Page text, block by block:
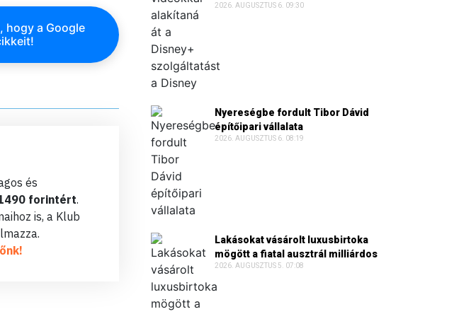
hogy a Google
és
forintért.
is, a Klub
2026. AUGUSZTUS 6. 09:30
Nyereségbe fordult Tibor Dávid
építőipari vállalata
2026. AUGUSZTUS 6. 08:19
Lakásokat vásárolt luxusbirtoka
mögött a fiatal ausztrál milliárdos
2026. AUGUSZTUS 5. 07:08